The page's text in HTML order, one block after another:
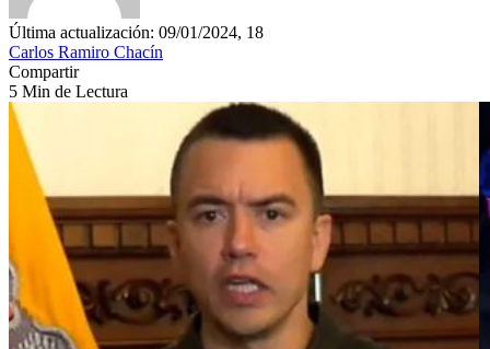
Última actualización: 09/01/2024, 18
Carlos Ramiro Chacín
Compartir
5 Min de Lectura